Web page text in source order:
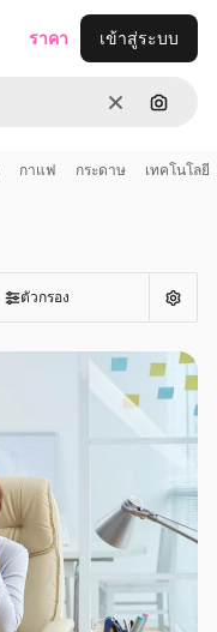
ชัดเจนค้นหา
ราคา เข้าสู่ระบบ
กาแฟ กระดาษ เทคโนโลยี
ตัวกรอง